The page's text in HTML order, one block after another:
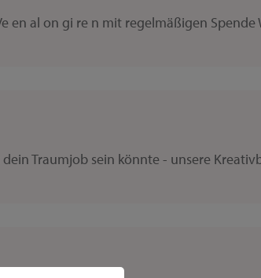
en al on gi re n mit regelmäßigen Spende
dein Traumjob sein könnte - unsere